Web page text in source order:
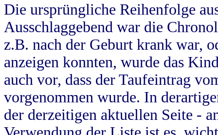
Die ursprüngliche Reihenfolge
Ausschlaggebend war die
z.B. nach der Geburt krank war,
anzeigen konnten, wurde das
auch vor, dass der Taufeintrag
vorgenommen wurde. In
der derzeitigen aktuellen Seite -